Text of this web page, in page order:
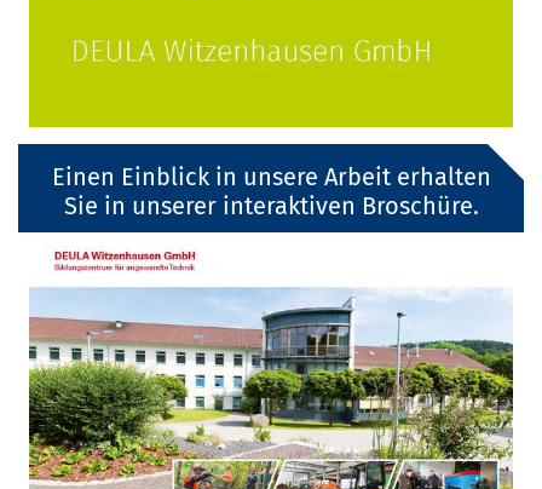
Einen Einblick in unsere Arbeit erhalten
Sie in unserer interaktiven Broschüre.